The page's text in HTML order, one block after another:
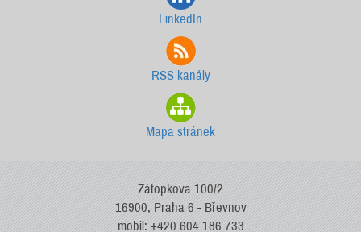
LinkedIn
RSS kanály
Mapa stránek
Zátopkova 100/2
16900, Praha 6 - Břevnov
mobil: +420 604 186 733